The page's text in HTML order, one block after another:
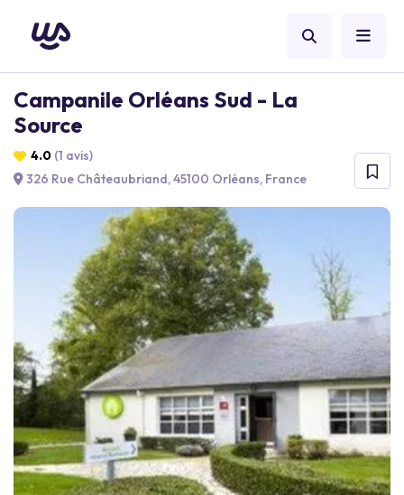
Campanile Orléans Sud - La
Source
4.0 (1 avis)
326 Rue Châteaubriand, 45100 Orléans, France